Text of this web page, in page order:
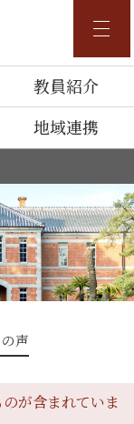
教員紹介
地域連携
声
が含まれていま
・卒業生の方